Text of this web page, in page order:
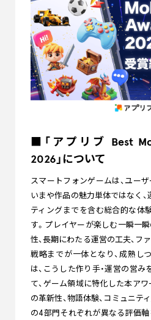
■「アプリブ Best
2026」について
スマートフォンゲームは、ユー
いまや作品の魅力単体ではなく、
ティングまでを含む総合的な体
す。プレイヤーが楽しむ一瞬一
性、長期にわたる運営の工夫、フ
戦略までが一体となり、成熟し
は、こうした作り手・運営の営
て、ゲーム領域に特化した本ア
の革新性、物語体験、コミュニテ
の4部門それぞれが異なる評価軸